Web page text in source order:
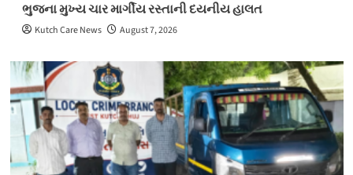
ભુજના મુખ્ય ચાર માર્ગીય રસ્તાની દયનીય હાલત
Kutch Care News August 7, 2026